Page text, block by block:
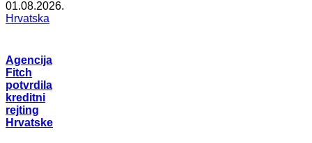
01.08.2026.
Hrvatska
Agencija
Fitch
potvrdila
kreditni
rejting
Hrvatske